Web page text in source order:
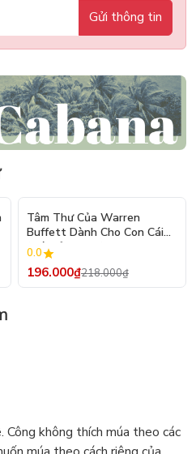
Gửi thông tin
Tâm Thư Của Warren
Buffett Dành Cho Con Cái
(Tái Bản 2026)
0.0
196.000₫218.000₫
không thích múa theo các